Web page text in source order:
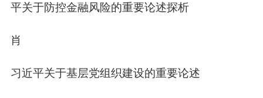
平关于防控金融风险的重要论述探析
肖
习近平关于基层党组织建设的重要论述